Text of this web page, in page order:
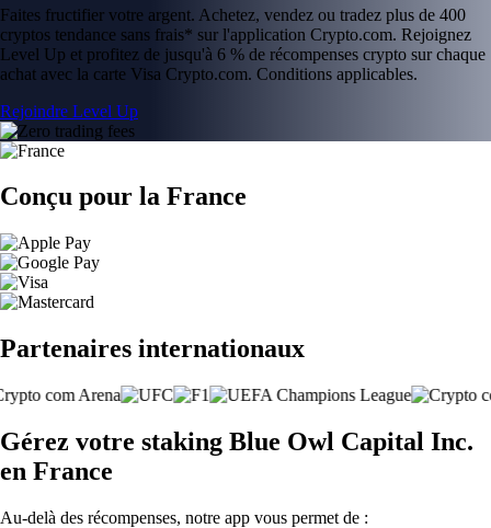
Faites fructifier votre argent. Achetez, vendez ou tradez plus de 400
cryptos tendance sans frais* sur l'application Crypto.com. Rejoignez
Level Up et profitez de jusqu'à 6 % de récompenses crypto sur chaque
achat avec la carte Visa Crypto.com. Conditions applicables.
Rejoindre Level Up
Conçu pour la France
Partenaires internationaux
Gérez votre staking Blue Owl Capital Inc.
en France
Au-delà des récompenses, notre app vous permet de :